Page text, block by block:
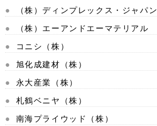
（株）ディンプレックス・ジャパン
（株）エーアンドエーマテリアル
コニシ（株）
旭化成建材（株）
永大産業（株）
札鶴ベニヤ（株）
南海プライウッド（株）